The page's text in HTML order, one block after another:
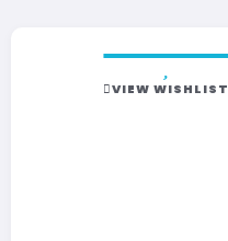
VIEW WISHLIST